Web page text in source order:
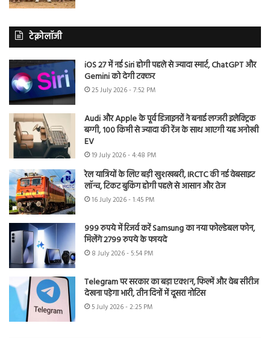
टेक्नोलॉजी
iOS 27 में नई Siri होगी पहले से ज्यादा स्मार्ट, ChatGPT और
Gemini को देगी टक्कर
25 July 2026 - 7:52 PM
Audi और Apple के पूर्व डिजाइनरों ने बनाई लग्जरी इलेक्ट्रिक
बग्गी, 100 किमी से ज्यादा की रेंज के साथ आएगी यह अनोखी
EV
19 July 2026 - 4:48 PM
रेल यात्रियों के लिए बड़ी खुशखबरी, IRCTC की नई वेबसाइट
लॉन्च, टिकट बुकिंग होगी पहले से आसान और तेज
16 July 2026 - 1:45 PM
999 रुपये में रिजर्व करें Samsung का नया फोल्डेबल फोन,
मिलेंगे 2799 रुपये के फायदे
8 July 2026 - 5:54 PM
Telegram पर सरकार का बड़ा एक्शन, फिल्में और वेब सीरीज
देखना पड़ेगा भारी, तीन दिनों में दूसरा नोटिस
5 July 2026 - 2:25 PM